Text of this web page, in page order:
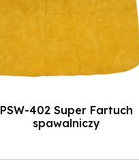
PSW-402 Super Fartuch
spawalniczy